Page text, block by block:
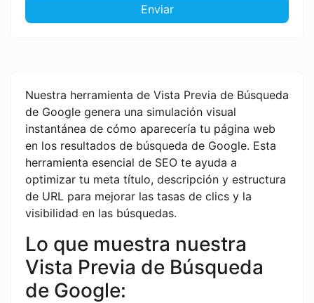
Enviar
Nuestra herramienta de Vista Previa de Búsqueda
de Google genera una simulación visual
instantánea de cómo aparecería tu página web
en los resultados de búsqueda de Google. Esta
herramienta esencial de SEO te ayuda a
optimizar tu meta título, descripción y estructura
de URL para mejorar las tasas de clics y la
visibilidad en las búsquedas.
Lo que muestra nuestra
Vista Previa de Búsqueda
de Google: